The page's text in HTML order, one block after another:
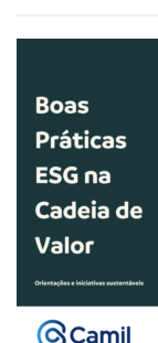
M&A y
ESG
Vídeos